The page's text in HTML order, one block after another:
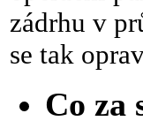
zádrhu v
se tak
Co za